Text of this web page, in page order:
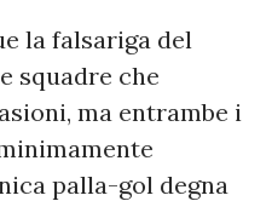
la falsariga del
squadre che
ma entrambe i
palla-gol degna